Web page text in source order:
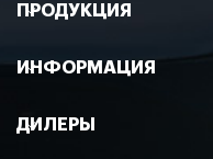
ПРОДУКЦИЯ
ИНФОРМАЦИЯ
ДИЛЕРЫ